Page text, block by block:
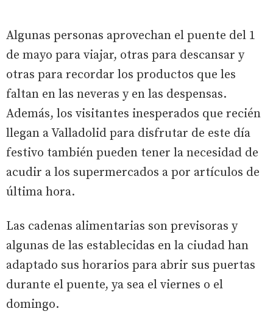
Algunas personas aprovechan el puente del 1
de mayo para viajar, otras para descansar y
otras para recordar los productos que les
faltan en las neveras y en las despensas.
Además, los visitantes inesperados que recién
llegan a Valladolid para disfrutar de este día
festivo también pueden tener la necesidad de
acudir a los supermercados a por artículos de
última hora.
Las cadenas alimentarias son previsoras y
algunas de las establecidas en la ciudad han
adaptado sus horarios para abrir sus puertas
durante el puente, ya sea el viernes o el
domingo.